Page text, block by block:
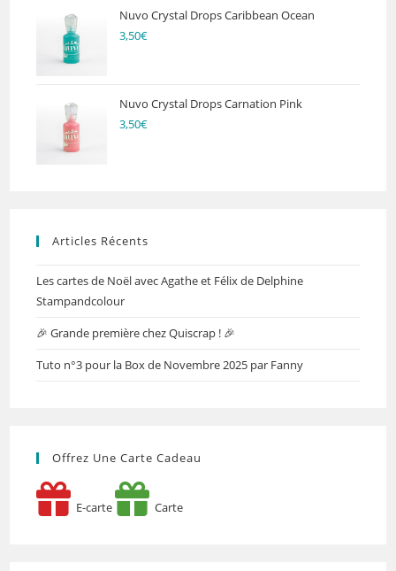
Nuvo Crystal Drops Caribbean Ocean
3,50€
Nuvo Crystal Drops Carnation Pink
3,50€
Articles Récents
Les cartes de Noël avec Agathe et Félix de Delphine
Stampandcolour
🎉 Grande première chez Quiscrap ! 🎉
Tuto n°3 pour la Box de Novembre 2025 par Fanny
Offrez Une Carte Cadeau
E-carte Carte